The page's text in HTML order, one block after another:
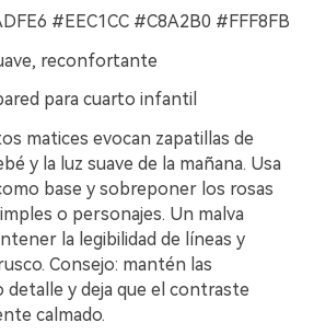
#EEC1CC #C8A2B0 #FFF8FB
reconfortante
para cuarto infantil
matices evocan zapatillas de
y la luz suave de la mañana. Usa
base y sobreponer los rosas
o personajes. Un malva
la legibilidad de líneas y
Consejo: mantén las
detalle y deja que el contraste
calmado.